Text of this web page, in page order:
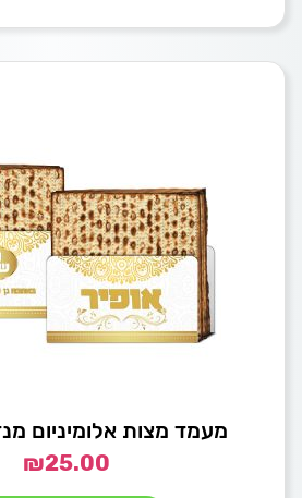
מעמד מצות אלומיניום
₪25.00